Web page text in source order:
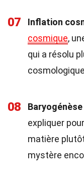
07 Inflation
cosmique,
qui a résolu
08 Baryogénèse
expliquer
matière
mystère